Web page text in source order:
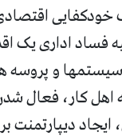
خودکفایی
فساد اداری یک
و پروسه
اهل کار، فعال